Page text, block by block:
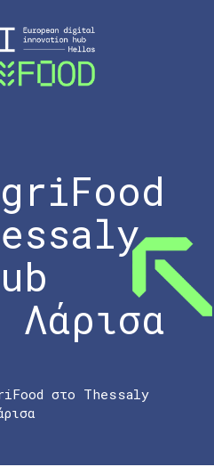
Λάρισα
στο Thessaly